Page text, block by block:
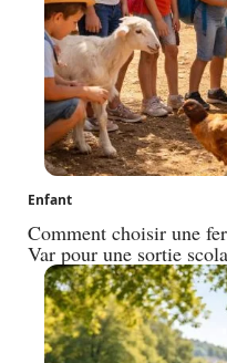
Enfant
Comment choisir une
Var pour une sortie